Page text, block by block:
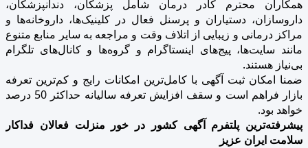
همکاران محترم کادر درمان شامل پزشکان، دندانپزشکان،
داروسازان، دستیاران و پرسنل فعال در کلینیک‌ها، داروخانه‌ها و
مراکز درمانی و زیبایی از اتلاف وقت و مراجعه به سایر منابع متنوع
مانند سایت‌ها، پیج‌های اینستاگرام و گروه‌ها و کانال‌های تلگرام
بی‌نیاز هستند.
ضمنا امکان ثبت آگهی با کامل‌ترین امکانات رایج و کم‌ترین تعرفه
بازار فراهم است و سقف افزایش تعرفه سالیانه حداکثر 50 درصد
خواهد بود.
پیشرفته‌ترین پلتفرم آگهی کشور در خور منزلت فعالان فداکار
سلامت ایران عزیز